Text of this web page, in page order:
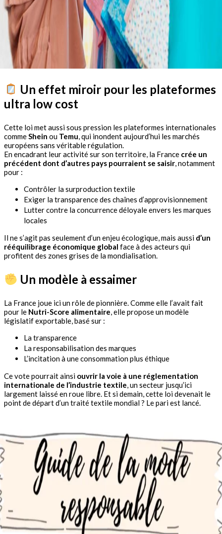
Un effet miroir pour les plateformes
ultra low cost
Cette loi met aussi sous pression les plateformes internationales
commeShein ou Temu, qui inondent aujourd’hui les marchés
européens sans véritable régulation.
En encadrant leur activité sur son territoire, la France crée un
précédent dont d’autres pays pourraient se saisir, notamment
pour :
Contrôler la surproduction textile
Exiger la transparence des chaînes d’approvisionnement
Lutter contre la concurrence déloyale envers les marques
locales
Il ne s’agit pas seulement d’un enjeu écologique, mais aussi d’un
rééquilibrage économique global face à des acteurs qui
profitent des zones grises de la mondialisation.
Un modèle à essaimer
La France joue ici un rôle de pionnière. Comme elle l’avait fait
pour le Nutri-Score alimentaire, elle propose un modèle
législatif exportable, basé sur :
La transparence
La responsabilisation des marques
L’incitation à une consommation plus éthique
Ce vote pourrait ainsi ouvrir la voie à une réglementation
internationale de l’industrie textile, un secteur jusqu’ici
largement laissé en roue libre. Et si demain, cette loi devenait le
point de départ d’un traité textile mondial ? Le pari est lancé.